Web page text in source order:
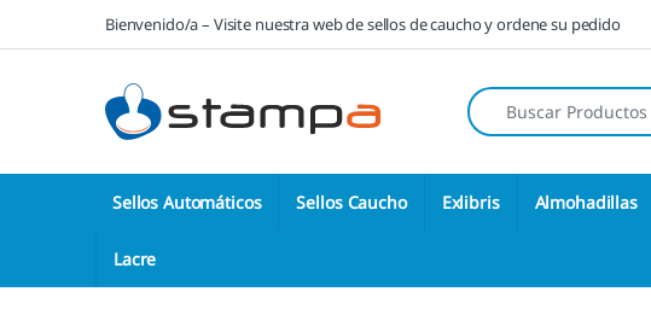
Saltar a la navegación
Saltar al contenidoBienvenido/a – Visite nuestra web de sellos de caucho y ordene su pedido
Búsqueda de:
Sellos Automáticos Sellos Caucho Exlibris Almohadillas
Lacre